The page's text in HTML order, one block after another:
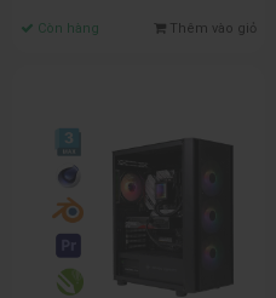
Còn hàng Thêm vào giỏ